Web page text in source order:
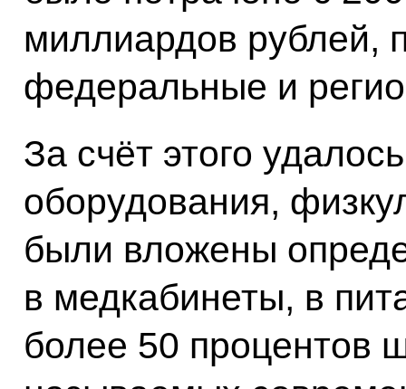
миллиардов рублей,
федеральные и
За счёт этого
оборудования,
были вложены
в медкабинеты, в
более 50 процентов